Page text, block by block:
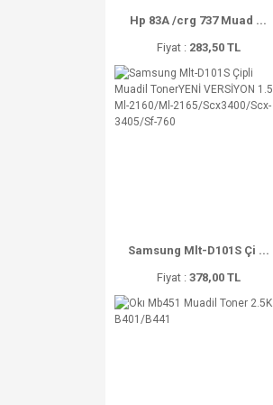
Hp 83A /crg 737 Muad ...
Fiyat : 283,50 TL
Samsung Mlt-D101S Çi ...
Fiyat : 378,00 TL